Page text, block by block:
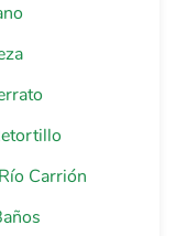
Carrión